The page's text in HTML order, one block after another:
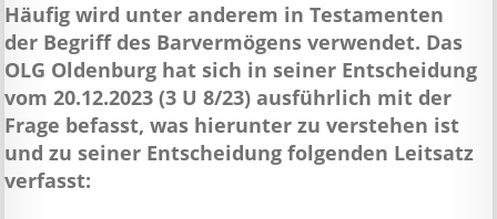
Häufig wird unter anderem in Testamenten
der Begriff des Barvermögens verwendet. Das
OLG Oldenburg hat sich in seiner Entscheidung
vom 20.12.2023 (3 U 8/23) ausführlich mit der
Frage befasst, was hierunter zu verstehen ist
und zu seiner Entscheidung folgenden Leitsatz
verfasst: